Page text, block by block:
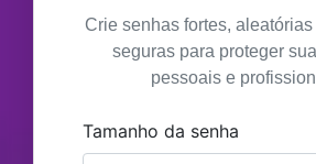
Crie senhas fortes,
seguras para proteger
pessoais e
Tamanho da senha